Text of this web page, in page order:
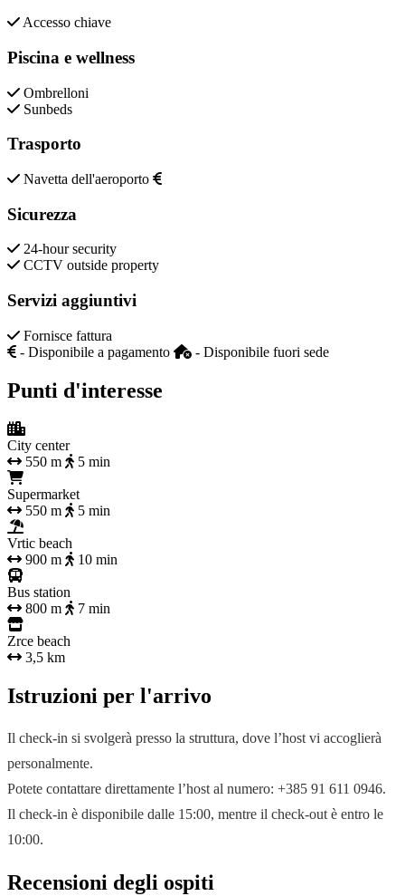
Accesso chiave
Piscina e wellness
Ombrelloni
Sunbeds
Trasporto
Navetta dell'aeroporto
Sicurezza
24-hour security
CCTV outside property
Servizi aggiuntivi
Fornisce fattura
- Disponibile a pagamento
- Disponibile fuori sede
Punti d'interesse
City center
550 m
5 min
Supermarket
550 m
5 min
Vrtic beach
900 m
10 min
Bus station
800 m
7 min
Zrce beach
3,5 km
Istruzioni per l'arrivo
Il check-in si svolgerà presso la struttura, dove l’host vi accoglierà
personalmente.
Potete contattare direttamente l’host al numero: +385 91 611 0946.
Il check-in è disponibile dalle 15:00, mentre il check-out è entro le
10:00.
Recensioni degli ospiti